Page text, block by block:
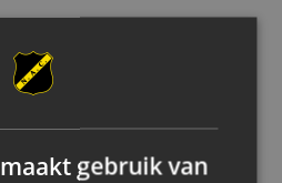
11 april om 10:30 uur, thuis tegen
gebruik van